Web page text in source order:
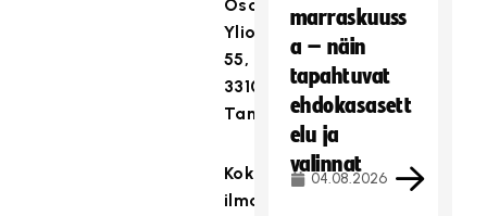
Osoite:
Yliopistonkatu
55,
33100
Tampere
Kokouksen
ilmoittautumiselle
marraskuuss
a – näin
tapahtuvat
ehdokasasett
elu ja
valinnat
04.08.2026